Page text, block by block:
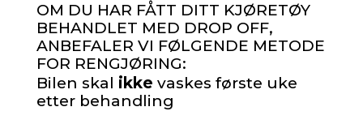
OM DU HAR FÅTT DITT KJØRETØY
BEHANDLET MED DROP OFF,
ANBEFALER VI FØLGENDE METODE
FOR RENGJØRING:
Bilen skal ikke vaskes første uke
etter behandling